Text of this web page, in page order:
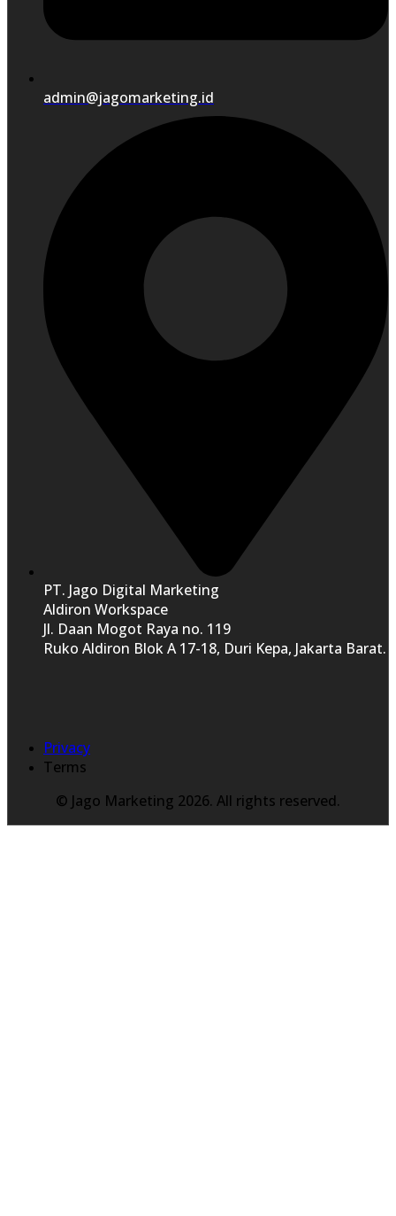
admin@jagomarketing.id
PT. Jago Digital Marketing
Aldiron Workspace
Jl. Daan Mogot Raya no. 119
Ruko Aldiron Blok A 17-18, Duri Kepa, Jakarta Barat.
Privacy
Terms
© Jago Marketing 2026. All rights reserved.